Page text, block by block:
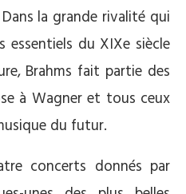
Dans la grande rivalité qui
essentiels du XIXe siècle
Brahms fait partie des
à Wagner et tous ceux
du futur.
concerts donnés par